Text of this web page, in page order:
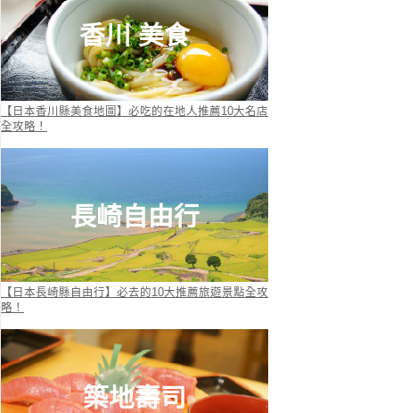
香川 美食
【日本香川縣美食地圖】必吃的在地人推薦10大名店
全攻略！
長崎自由行
【日本長崎縣自由行】必去的10大推薦旅遊景點全攻
略！
築地壽司